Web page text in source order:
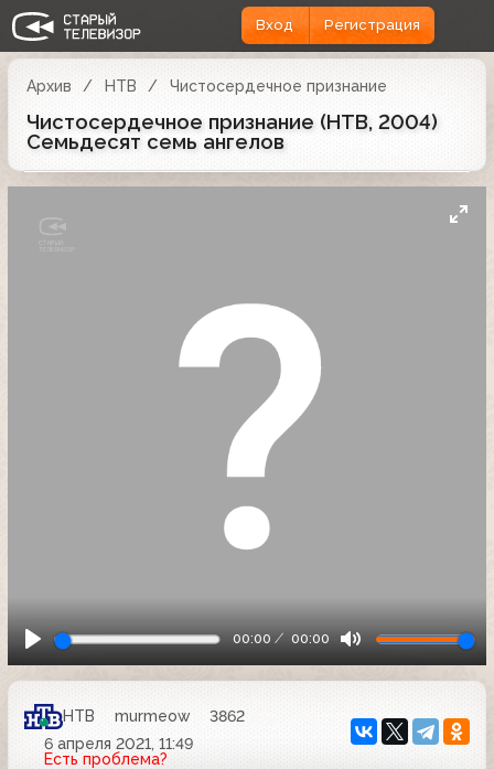
Вход Регистрация
Архив НТВ Чистосердечное признание
Чистосердечное признание (НТВ, 2004)
Семьдесят семь ангелов
00:00 00:00
НТВ murmeow
3862
6 апреля 2021, 11:49
Есть проблема?